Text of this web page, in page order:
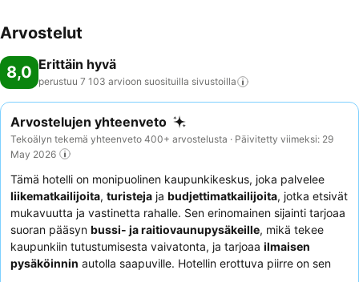
Arvostelut
8,0 Erittäin hyvä
perustuu 7 103 arvioon suosituilla sivustoilla
Arvostelujen yhteenveto
Tekoälyn tekemä yhteenveto 400+ arvostelusta · Päivitetty viimeksi: 29
May 2026
Tämä hotelli on monipuolinen kaupunkikeskus, joka palvelee
liikematkailijoita, turisteja ja budjettimatkailijoita, jotka etsivät
mukavuutta ja vastinetta rahalle. Sen erinomainen sijainti tarjoaa
suoran pääsyn bussi- ja raitiovaunupysäkeille, mikä tekee
kaupunkiin tutustumisesta vaivatonta, ja tarjoaa ilmaisen
pysäköinnin autolla saapuville. Hotellin erottuva piirre on sen